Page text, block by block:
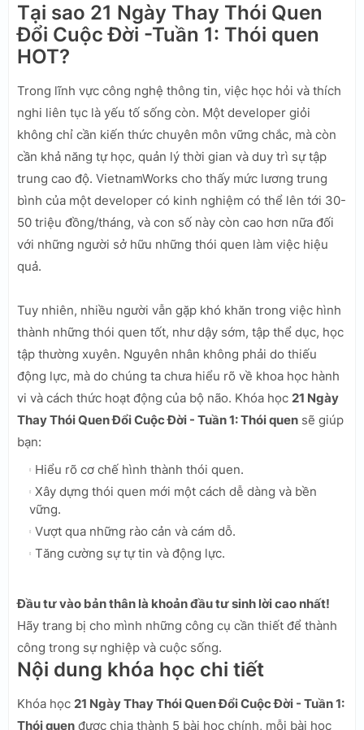
Tại sao 21 Ngày Thay Thói Quen
Đổi Cuộc Đời -Tuần 1: Thói quen
HOT?
Trong lĩnh vực công nghệ thông tin, việc học hỏi và thích
nghi liên tục là yếu tố sống còn. Một developer giỏi
không chỉ cần kiến thức chuyên môn vững chắc, mà còn
cần khả năng tự học, quản lý thời gian và duy trì sự tập
trung cao độ. VietnamWorks cho thấy mức lương trung
bình của một developer có kinh nghiệm có thể lên tới 30-
50 triệu đồng/tháng, và con số này còn cao hơn nữa đối
với những người sở hữu những thói quen làm việc hiệu
quả.
Tuy nhiên, nhiều người vẫn gặp khó khăn trong việc hình
thành những thói quen tốt, như dậy sớm, tập thể dục, học
tập thường xuyên. Nguyên nhân không phải do thiếu
động lực, mà do chúng ta chưa hiểu rõ về khoa học hành
vi và cách thức hoạt động của bộ não. Khóa học 21 Ngày
Thay Thói Quen Đổi Cuộc Đời - Tuần 1: Thói quen sẽ giúp
bạn:
Hiểu rõ cơ chế hình thành thói quen.
Xây dựng thói quen mới một cách dễ dàng và bền
vững.
Vượt qua những rào cản và cám dỗ.
Tăng cường sự tự tin và động lực.
Đầu tư vào bản thân là khoản đầu tư sinh lời cao nhất!
Hãy trang bị cho mình những công cụ cần thiết để thành
công trong sự nghiệp và cuộc sống.
Nội dung khóa học chi tiết
Khóa học 21 Ngày Thay Thói Quen Đổi Cuộc Đời - Tuần 1:
Thói quen được chia thành 5 bài học chính, mỗi bài học